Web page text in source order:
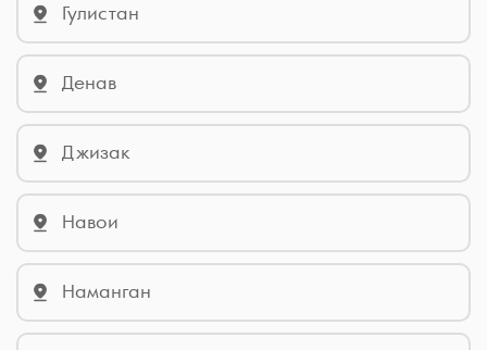
Гулистан
Денав
Джизак
Навои
Наманган